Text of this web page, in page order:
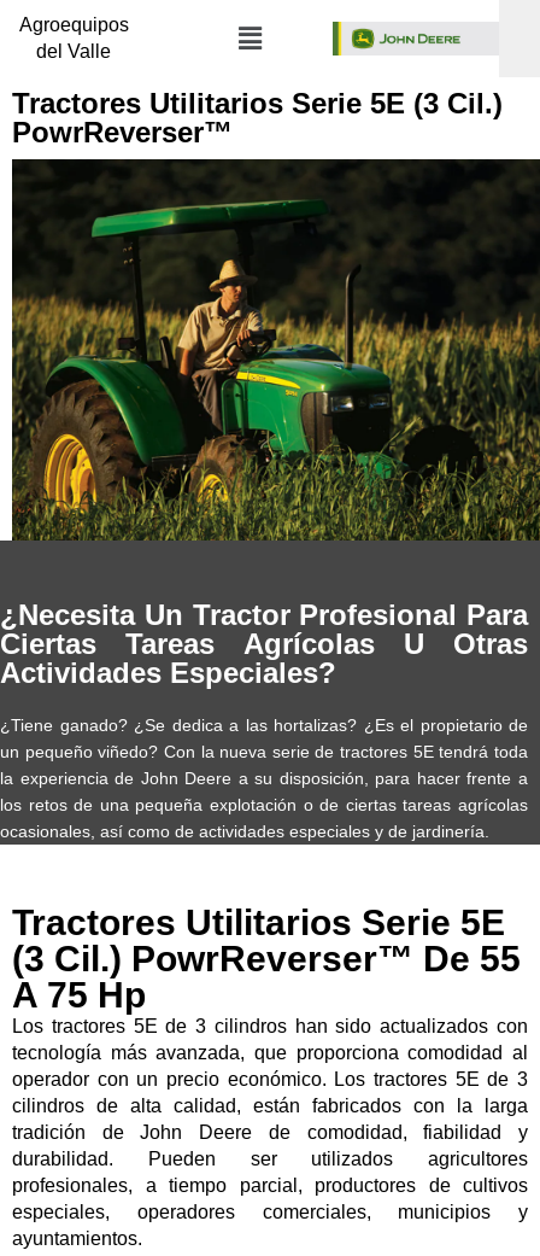
Agroequipos
del Valle
Tractores Utilitarios Serie 5E (3 Cil.)
PowrReverser™
¿Necesita Un Tractor Profesional Para
Ciertas Tareas Agrícolas U Otras
Actividades Especiales?
¿Tiene ganado? ¿Se dedica a las hortalizas? ¿Es el propietario de
un pequeño viñedo? Con la nueva serie de tractores 5E tendrá toda
la experiencia de John Deere a su disposición, para hacer frente a
los retos de una pequeña explotación o de ciertas tareas agrícolas
ocasionales, así como de actividades especiales y de jardinería.
Tractores Utilitarios Serie 5E
(3 Cil.) PowrReverser™ De 55
A 75 Hp
Los tractores 5E de 3 cilindros han sido actualizados con
tecnología más avanzada, que proporciona comodidad al
operador con un precio económico. Los tractores 5E de 3
cilindros de alta calidad, están fabricados con la larga
tradición de John Deere de comodidad, fiabilidad y
durabilidad. Pueden ser utilizados agricultores
profesionales, a tiempo parcial, productores de cultivos
especiales, operadores comerciales, municipios y
ayuntamientos.